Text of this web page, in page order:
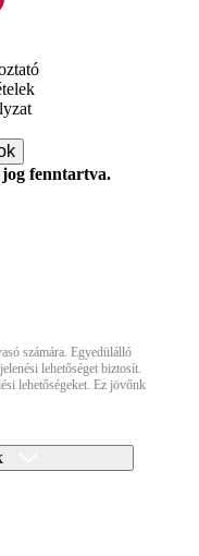
fenntartva.
számára. Egyedülálló
lehetőséget biztosít.
lehetőségeket. Ez jövőnk